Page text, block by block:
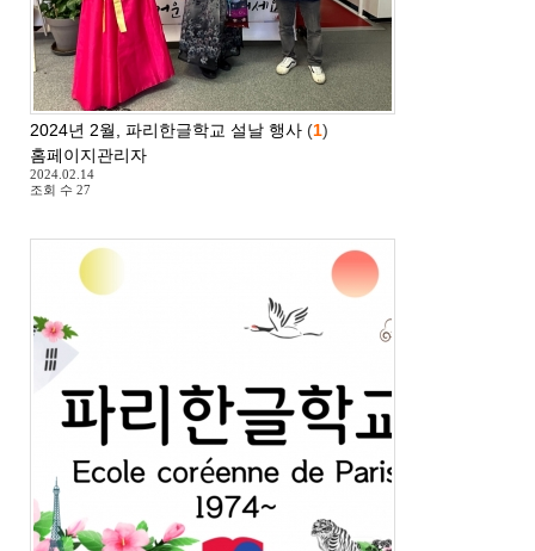
2024년 2월, 파리한글학교 설날 행사 (1)
홈페이지관리자
2024.02.14
조회 수 27